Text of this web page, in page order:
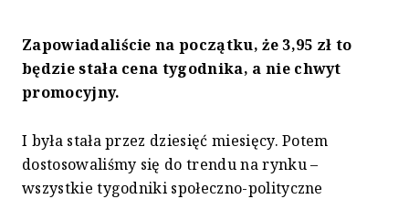
Zapowiadaliście na początku, że 3,95 zł to
będzie stała cena tygodnika, a nie chwyt
promocyjny.
I była stała przez dziesięć miesięcy. Potem
dostosowaliśmy się do trendu na rynku –
wszystkie tygodniki społeczno-polityczne